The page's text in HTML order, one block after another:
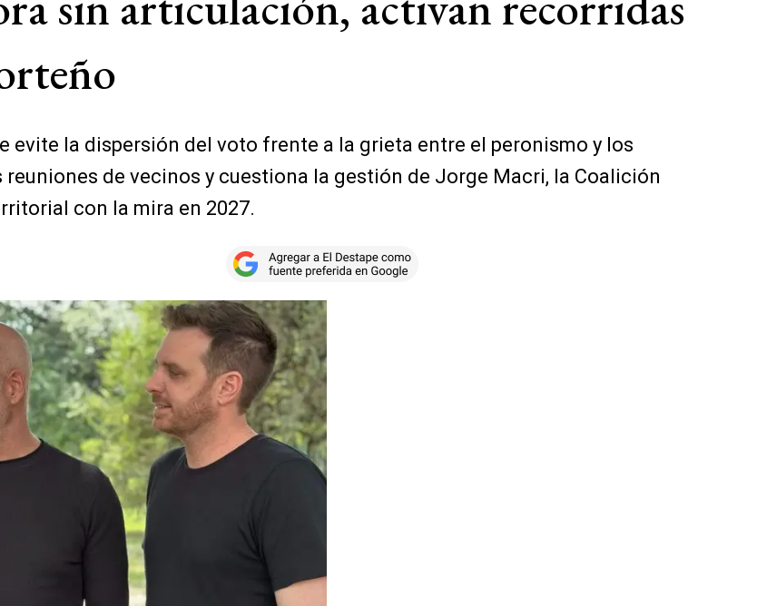
evite la dispersión del voto frente a la grieta entre el peronismo y los
de vecinos y cuestiona la gestión de Jorge Macri, la Coalición
con la mira en 2027.